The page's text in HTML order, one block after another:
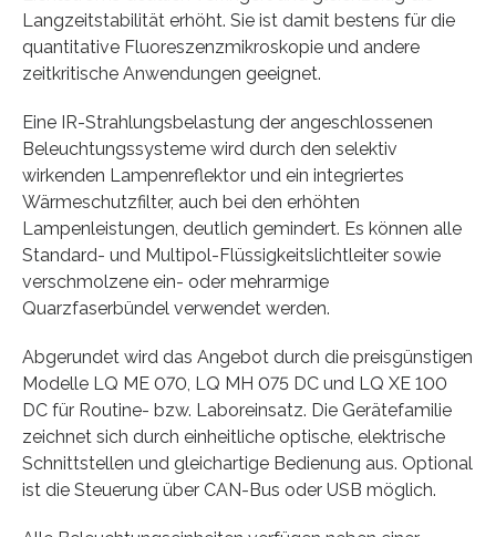
Langzeitstabilität erhöht. Sie ist damit bestens für die
quantitative Fluoreszenzmikroskopie und andere
zeitkritische Anwendungen geeignet.
Eine IR-Strahlungsbelastung der angeschlossenen
Beleuchtungssysteme wird durch den selektiv
wirkenden Lampenreflektor und ein integriertes
Wärmeschutzfilter, auch bei den erhöhten
Lampenleistungen, deutlich gemindert. Es können alle
Standard- und Multipol-Flüssigkeitslichtleiter sowie
verschmolzene ein- oder mehrarmige
Quarzfaserbündel verwendet werden.
Abgerundet wird das Angebot durch die preisgünstigen
Modelle LQ ME 070, LQ MH 075 DC und LQ XE 100
DC für Routine- bzw. Laboreinsatz. Die Gerätefamilie
zeichnet sich durch einheitliche optische, elektrische
Schnittstellen und gleichartige Bedienung aus. Optional
ist die Steuerung über CAN-Bus oder USB möglich.